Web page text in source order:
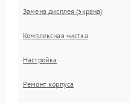
Замена дисплея (экрана)
Комплексная чистка
Настройка
Ремонт корпуса